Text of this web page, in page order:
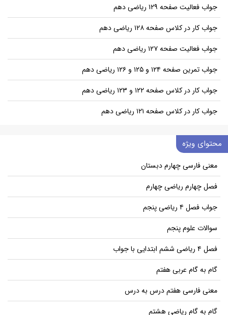
جواب فعالیت صفحه ۱۲۹ ریاضی دهم
جواب کار در کلاس صفحه ۱۲۸ ریاضی دهم
جواب فعالیت صفحه ۱۲۷ ریاضی دهم
جواب تمرین صفحه ۱۲۴ و ۱۲۵ و ۱۲۶ ریاضی دهم
جواب کار در کلاس صفحه ۱۲۲ و ۱۲۳ ریاضی دهم
جواب کار در کلاس صفحه ۱۲۱ ریاضی دهم
محتوای ویژه
معنی فارسی چهارم دبستان
فصل چهارم ریاضی چهارم
جواب فصل ۴ ریاضی پنجم
سوالات علوم پنجم
فصل ۴ ریاضی ششم ابتدایی با جواب
گام به گام عربی هفتم
معنی فارسی هفتم درس به درس
گام به گام ریاضی هشتم